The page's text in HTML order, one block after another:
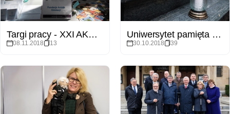
Targi pracy - XXI AKADEMIA ROZWOJU
08.11.2018 13
Uniwersytet pamięta - wizyta JM Rektora UAM na grobach zmarłych
30.10.2018 39